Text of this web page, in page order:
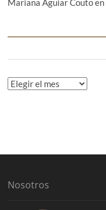
Mariana Aguiar Coutoen
A
Nosotros